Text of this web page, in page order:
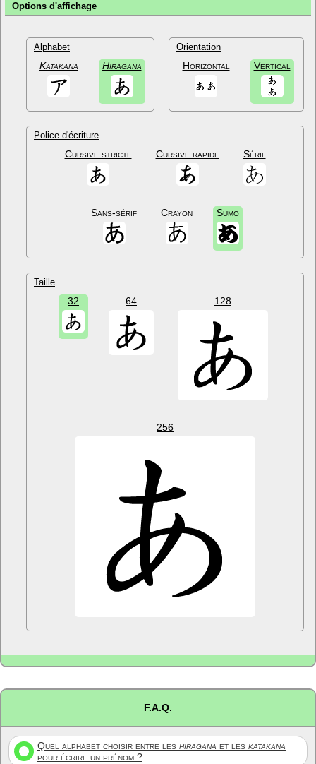
Options d'affichage
Alphabet
Katakana Hiragana
Orientation
Horizontal Vertical
Police d'écriture
Cursive stricte Cursive rapide Sérif
Sans-sérif Crayon Sumo
Taille
32 64 128
256
F.A.Q.
Quel alphabet choisir entre les hiragana et les katakana
pour écrire un prénom ?